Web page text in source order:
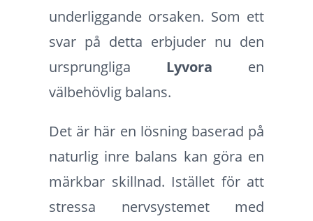
underliggande orsaken. Som ett
svar på detta erbjuder nu den
ursprungliga Lyvora en
välbehövlig balans.
Det är här en lösning baserad på
naturlig inre balans kan göra en
märkbar skillnad. Istället för att
stressa nervsystemet med